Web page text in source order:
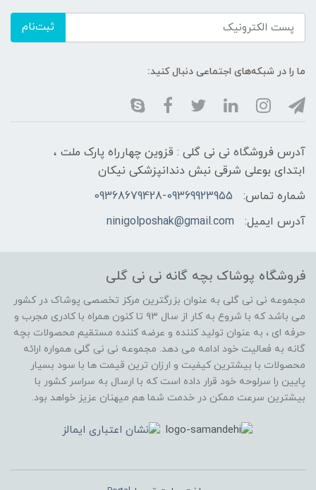
ثبت‌نام
ما را در شبکه‌های اجتماعی دنبال کنید:
آدرس فروشگاه نی نی گلی : قزوین چهارراه پارک ملت ،
ابتدای بوعلی شرقی نبش دندانپزشکی نیکان
شماره تماس:
09368679428-09369923955
آدرس ایمیل:
ninigolposhak@gmail.com
فروشگاه پوشاک بچه گانه نی نی گلی
مجموعه نی نی گلی به عنوان بزرگترین مرکز تخصصی پوشاک در کشور
می باشد که با شروع به کار از سال ۹۳ تا کنون همراه با کادری مجرب و
حرفه ای ، به عنوان تولید کننده و عرضه کننده مستقیم محصولات بچه
گانه به فعالیت خود ادامه می دهد. مجموعه نی نی گلی همواره ارائه
محصولات با بیشترین کیفیت و ارزان ترین قیمت ها با سود بسیار
پایین را سرلوحه خود قرار داده است که با ارسال به سراسر کشور با
بیشترین سرعت ممکن در خدمت شما هم میهنان عزیز خواهد بود.